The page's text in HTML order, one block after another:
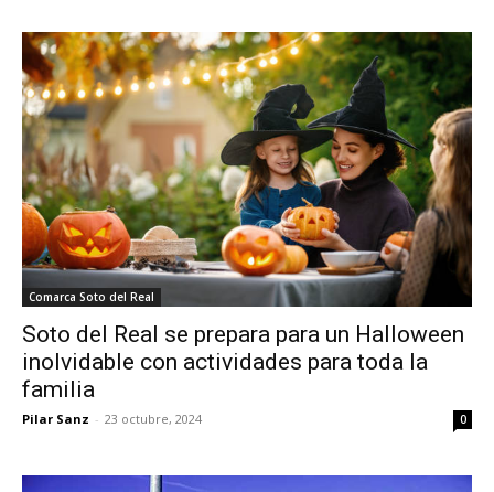
Comarca Soto del Real
Soto del Real se prepara para un Halloween
inolvidable con actividades para toda la
familia
Pilar Sanz - 23 octubre, 2024 0